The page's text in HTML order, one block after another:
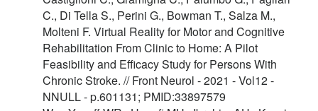
C., Di Tella S., Perini G., Bowman T., Salza M.,
Molteni F. Virtual Reality for Motor and Cognitive
Rehabilitation From Clinic to Home: A Pilot
Feasibility and Efficacy Study for Persons With
Chronic Stroke. // Front Neurol - 2021 - Vol12 -
NNULL - p.601131; PMID:33897579